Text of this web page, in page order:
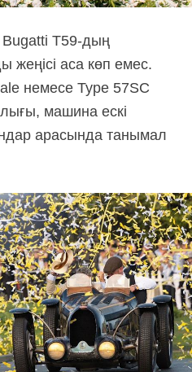
BugattiT59-дың
жеңісі аса көп емес.
немесе Type 57SC
машина ескі
арасында танымал